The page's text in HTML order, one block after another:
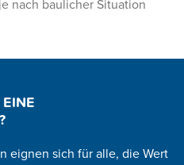
nach baulicher Situation
eignen sich für alle, die Wert